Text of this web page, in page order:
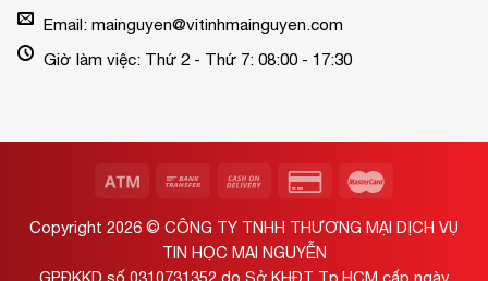
Email: mainguyen@vitinhmainguyen.com
Giờ làm việc: Thứ 2 - Thứ 7: 08:00 - 17:30
Copyright 2026 © CÔNG TY TNHH THƯƠNG MẠI DỊCH VỤ
TIN HỌC MAI NGUYỄN
GPĐKKD số 0310731352 do Sở KHĐT Tp.HCM cấp ngày